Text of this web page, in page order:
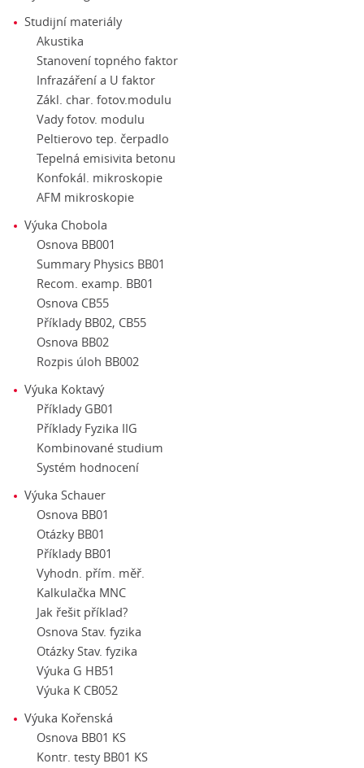
Studijní materiály
Akustika
Stanovení topného faktor
Infrazáření a U faktor
Zákl. char. fotov.modulu
Vady fotov. modulu
Peltierovo tep. čerpadlo
Tepelná emisivita betonu
Konfokál. mikroskopie
AFM mikroskopie
Výuka Chobola
Osnova BB001
Summary Physics BB01
Recom. examp. BB01
Osnova CB55
Příklady BB02, CB55
Osnova BB02
Rozpis úloh BB002
Výuka Koktavý
Příklady GB01
Příklady Fyzika IIG
Kombinované studium
Systém hodnocení
Výuka Schauer
Osnova BB01
Otázky BB01
Příklady BB01
Vyhodn. přím. měř.
Kalkulačka MNC
Jak řešit příklad?
Osnova Stav. fyzika
Otázky Stav. fyzika
Výuka G HB51
Výuka K CB052
Výuka Kořenská
Osnova BB01 KS
Kontr. testy BB01 KS